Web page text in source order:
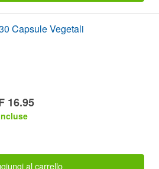
Capsule Vegetali
16.95
al carrello